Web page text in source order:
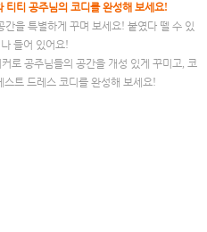
티티 공주님의 코디를 완성해 보세요!
간을 특별하게 꾸며 보세요! 붙였다 뗄 수 있
들어 있어요!
로 공주님들의 공간을 개성 있게 꾸미고, 코
트 드레스 코디를 완성해 보세요!